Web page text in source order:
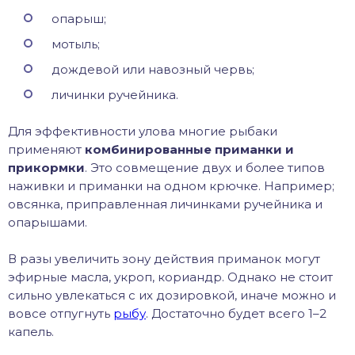
опарыш;
мотыль;
дождевой или навозный червь;
личинки ручейника.
Для эффективности улова многие рыбаки
применяют комбинированные приманки и
прикормки. Это совмещение двух и более типов
наживки и приманки на одном крючке. Например;
овсянка, приправленная личинками ручейника и
опарышами.
В разы увеличить зону действия приманок могут
эфирные масла, укроп, кориандр. Однако не стоит
сильно увлекаться с их дозировкой, иначе можно и
вовсе отпугнуть рыбу. Достаточно будет всего 1–2
капель.